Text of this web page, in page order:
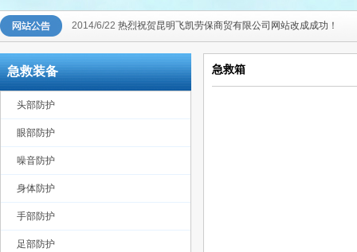
2014/6/22 热烈祝贺昆明飞凯劳保商贸有限公司网站改成成功！
急救装备
头部防护
眼部防护
噪音防护
身体防护
手部防护
足部防护
急救箱